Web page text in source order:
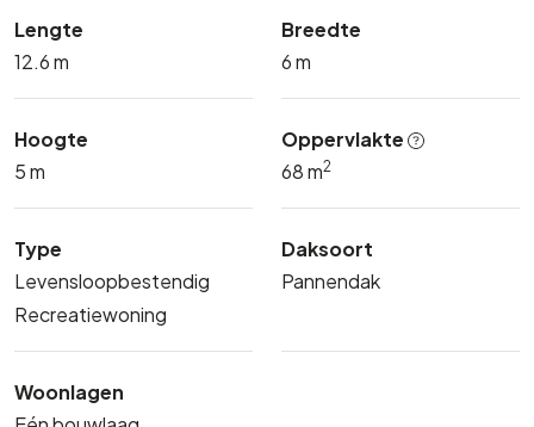
Lengte
12.6 m
Breedte
6 m
Hoogte
5 m
Oppervlakte
68 m2
Type
Levensloopbestendig
Recreatiewoning
Daksoort
Pannendak
Woonlagen